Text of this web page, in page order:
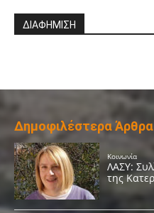
ΔΙΑΦΗΜΙΣΗ
Δημοφιλέστερα Άρθρα